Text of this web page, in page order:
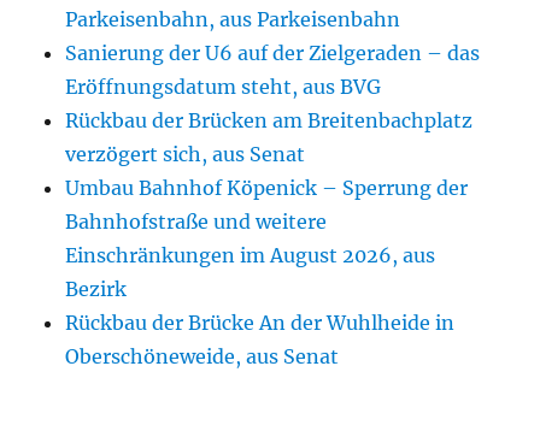
Parkeisenbahn, aus Parkeisenbahn
Sanierung der U6 auf der Zielgeraden – das
Eröffnungsdatum steht, aus BVG
Rückbau der Brücken am Breitenbachplatz
verzögert sich, aus Senat
Umbau Bahnhof Köpenick – Sperrung der
Bahnhofstraße und weitere
Einschränkungen im August 2026, aus
Bezirk
Rückbau der Brücke An der Wuhlheide in
Oberschöneweide, aus Senat